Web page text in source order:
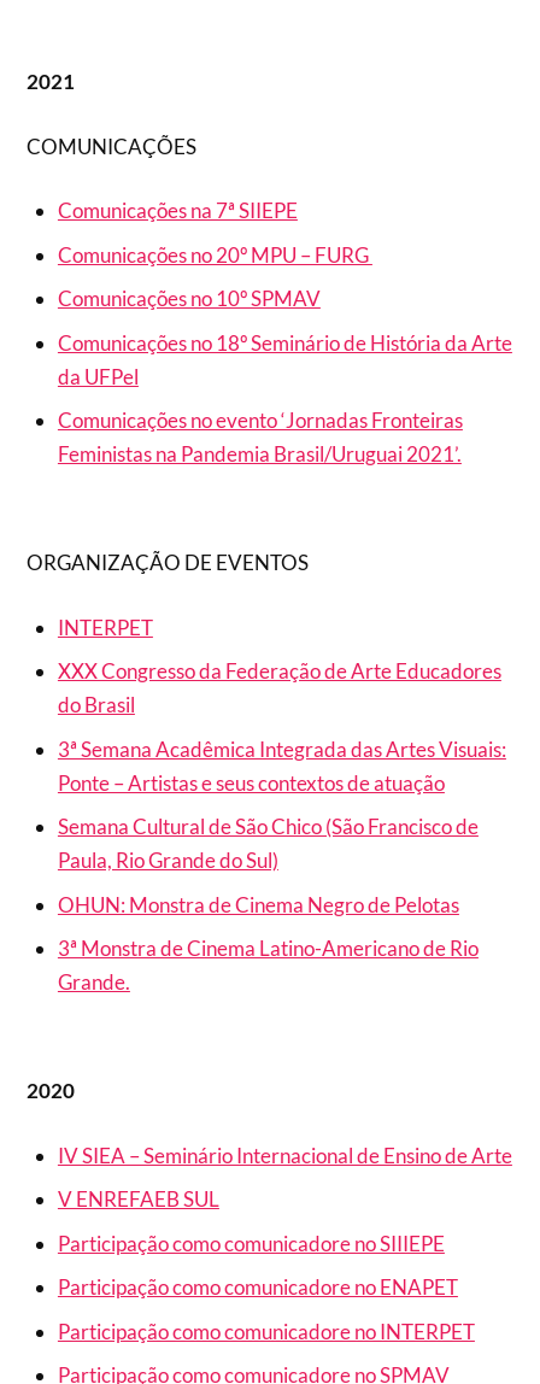
2021
COMUNICAÇÕES
Comunicações na 7ª SIIEPE
Comunicações no 20º MPU – FURG
Comunicações no 10º SPMAV
Comunicações no 18º Seminário de História da Arte
da UFPel
Comunicações no evento ‘Jornadas Fronteiras
Feministas na Pandemia Brasil/Uruguai 2021’.
ORGANIZAÇÃO DE EVENTOS
INTERPET
XXX Congresso da Federação de Arte Educadores
do Brasil
3ª Semana Acadêmica Integrada das Artes Visuais:
Ponte – Artistas e seus contextos de atuação
Semana Cultural de São Chico (São Francisco de
Paula, Rio Grande do Sul)
OHUN: Monstra de Cinema Negro de Pelotas
3ª Monstra de Cinema Latino-Americano de Rio
Grande.
2020
IV SIEA – Seminário Internacional de Ensino de Arte
V ENREFAEB SUL
Participação como comunicadore no SIIIEPE
Participação como comunicadore no ENAPET
Participação como comunicadore no INTERPET
Participação como comunicadore no SPMAV